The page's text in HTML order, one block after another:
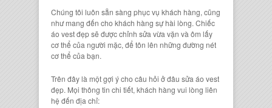
Chúng tôi luôn sẵn sàng phục vụ khách hàng, cũng
như mang đến cho khách hàng sự hài lòng. Chiếc
áo vest đẹp sẽ được chỉnh sửa vừa vặn và ôm lấy
cơ thể của người mặc, để tôn lên những đường nét
cơ thể của bạn.
Trên đây là một gợi ý cho câu hỏi ở đâu sửa áo vest
đẹp. Mọi thông tin chi tiết, khách hàng vui lòng liên
hệ đến địa chỉ: